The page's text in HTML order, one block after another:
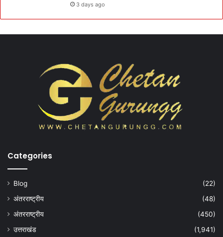
3 days ago
Categories
Blog
(22)
अंतरराष्ट्रीय
(48)
अंतरराष्ट्रीय
(450)
उत्तराखंड
(1,941)